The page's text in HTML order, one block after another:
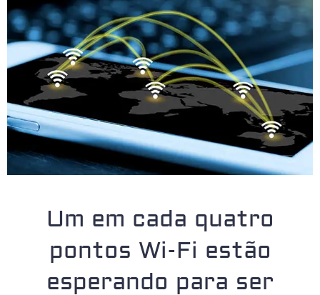
Um em cada quatro
pontos Wi-Fi estão
esperando para ser